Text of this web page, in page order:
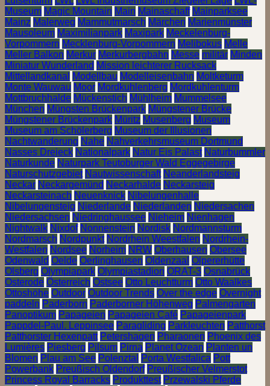
Museum Magic Mountain Main Mainaschaff Mainparksee
Mainz Malerweg Mammutmarsch Märchen Marienmünster
Mausoleum Maximilianpark Maxipark Meckelenburg-
Vorpommern Mecklenburg-Vorpommern Melibokus Melle
Meller Balkon Merkur Merkurbergbahn Messe militär Minden
Miniatur Wunderland Mission leichterer Rucksack
Mittellandkanal
Modellbau Modelleisenbahn Moltketurm
Monte Wauwau Moor Mordkuhlenberg Mordkuhlenturm
Mottbruchhalde Mückenstich Mühlheim Mummelsee
München Müngsten Brückenpark Müngstener Brücke
Müngstener Brückenpark Müritz Musenberg Museum
Museum am Schölerberg Museum der Illusionen
Nachtwanderung Nahe Nahverkehrsmuseum Dortmund
Nasses Dreieck Nationalpark Natur Eis Palast Naturbummler
Naturkunde Naturpark Teutoburger Wald Eggegebirge
Naturschutzgebiet Nautwissenschaft Neanderlandsteig
Neckar Neckargemünd Neckarhalde Neckarsteig
Neckarsteinach Neuenknick Nibelungenhalle
Nibelungensteig Niederlande Niederlanden Niedersachen
Niedersachsen Niedringhaussee Nieheim Nienhagen
Nightwalk Nixdof Nonnenstein Nordisk Nordmannsturm
Nordmarsch Nordpunkt Nordrhein Weestfalen Nordrhein-
Westfalen Nordsee Norheim NRW Oberhausen Obersee
Odenwald Oelde Oerlinghausen Oldenzaal Olpererhütte
Olsberg Olympiapark Olympiastadion ORAT-3 Osnabrück
Osterode Österreich Ostsee Otto Leuchtturm Otto Waalkes
Ottoshöhe Outdoor Outdoor Trends Over the edge Overnight
paddeln Paderborn Paderborner Höhenweg Palmengarten
Panoptikum Papageien Papageien Café Papageienpark
Pappdel-Paul. Leppinsee Paragliding Parkleuchten Patthorst
Patthorster Hexenpatt Petershagen Pharaonen Phoenix des
Lumières Piesberg Pilsum Pirna Planet Ozean Planten un
Blomen Plau am See Polenztal Porta Westfalica Pott
Powerbank Preußisch Oldendorf Preußischer Velmerstot
Princess Royal Barracks Produkttest Przewalski Pferde